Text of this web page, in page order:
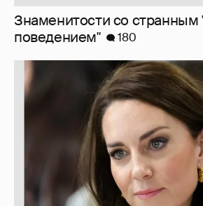
Знаменитости со странным
поведением"
180